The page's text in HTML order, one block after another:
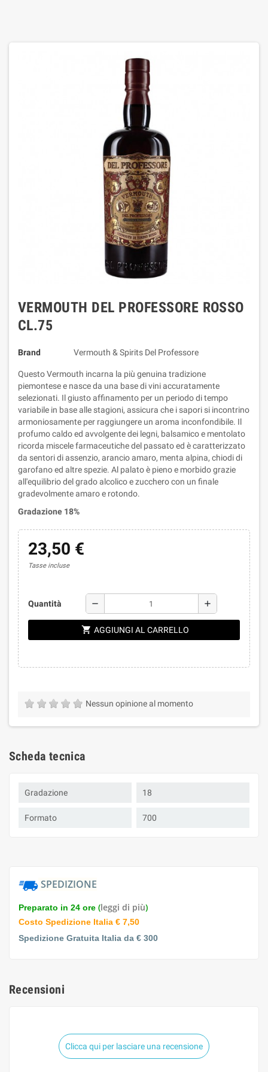
VERMOUTH DEL PROFESSORE ROSSO
CL.75
Brand Vermouth & Spirits Del Professore
Questo Vermouth incarna la più genuina tradizione
piemontese e nasce da una base di vini accuratamente
selezionati. Il giusto affinamento per un periodo di tempo
variabile in base alle stagioni, assicura che i sapori si incontrino
armoniosamente per raggiungere un aroma inconfondibile. Il
profumo caldo ed avvolgente dei legni, balsamico e mentolato
ricorda miscele farmaceutiche del passato ed è caratterizzato
da sentori di assenzio, arancio amaro, menta alpina, chiodi di
garofano ed altre spezie. Al palato è pieno e morbido grazie
all'equilibrio del grado alcolico e zucchero con un finale
gradevolmente amaro e rotondo.
Gradazione 18%
23,50 €
Tasse incluse
Quantità remove add
shopping_cart AGGIUNGI AL CARRELLO
Nessun opinione al momento
Scheda tecnica
Gradazione 18
Formato 700
SPEDIZIONE
Preparato in 24 ore (leggi di più)
Costo Spedizione Italia € 7,50
Spedizione Gratuita Italia da € 300
Recensioni
Clicca qui per lasciare una recensione